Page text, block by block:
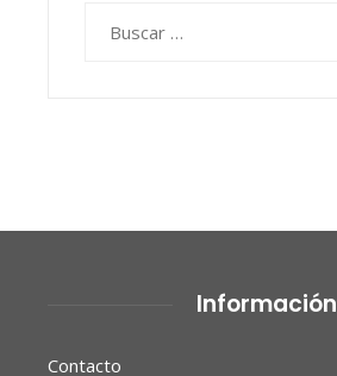
Información
Contacto